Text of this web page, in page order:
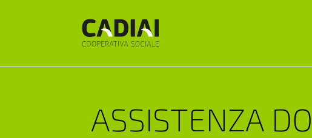
ASSISTENZA